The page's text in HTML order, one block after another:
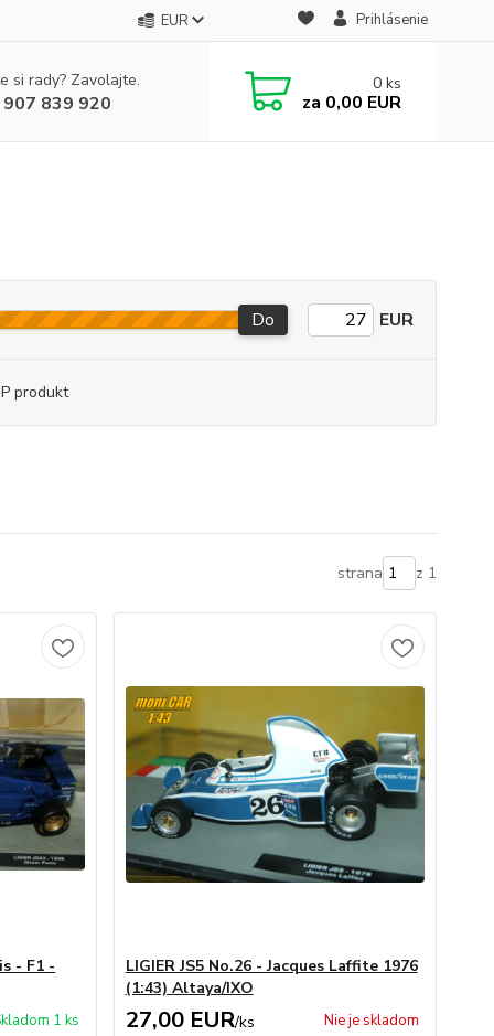
EUR Prihlásenie
si rady? Zavolajte.
839 920
0 ks
za 0,00 EUR
Do EUR
produkt
strana z 1
- F1 -
1 ks
LIGIER JS5 No.26 - Jacques Laffite 1976
(1:43) Altaya/IXO
27,00 EUR/ks Nie je skladom